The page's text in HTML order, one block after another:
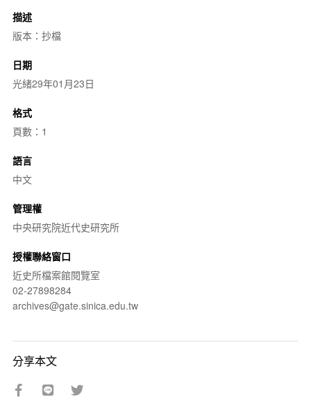
描述
版本：抄檔
日期
光緒29年01月23日
格式
頁數：1
語言
中文
管理權
中央研究院近代史研究所
授權聯絡窗口
近史所檔案館閱覽室
02-27898284
archives@gate.sinica.edu.tw
分享本文